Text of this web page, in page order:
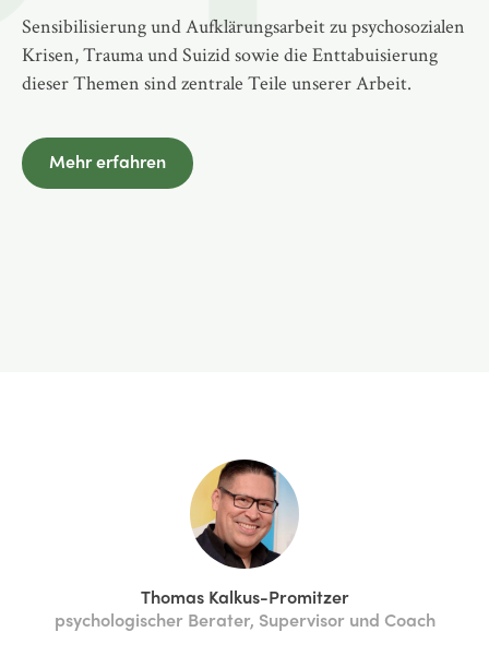
Sensibilisierung und Aufklärungsarbeit zu psychosozialen
Krisen, Trauma und Suizid sowie die Enttabuisierung
dieser Themen sind zentrale Teile unserer Arbeit.
Mehr erfahren
Thomas Kalkus-Promitzer
psychologischer Berater, Supervisor und Coach